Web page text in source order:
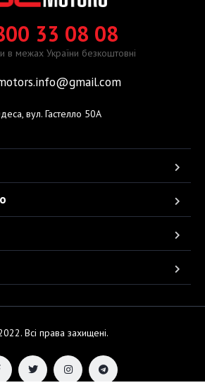
33 08 08
в межах України безкоштовні
вул. Гастелло 50А
Всі права захищені.